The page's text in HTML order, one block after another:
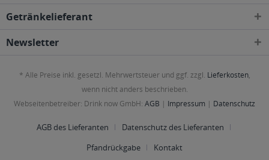
Getränkelieferant
Newsletter
* Alle Preise inkl. gesetzl. Mehrwertsteuer und ggf. zzgl. Lieferkosten,
wenn nicht anders beschrieben.
Webseitenbetreiber: Drink now GmbH: AGB | Impressum | Datenschutz
AGB des Lieferanten
Datenschutz des Lieferanten
Pfandrückgabe
Kontakt